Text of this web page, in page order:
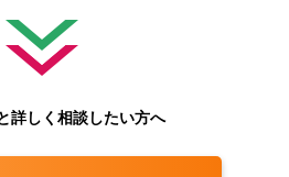
詳しく相談したい方へ